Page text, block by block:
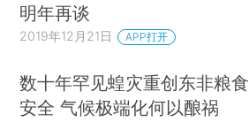
明年再谈
2019年12月21日 APP打开
数十年罕见蝗灾重创东非粮食
安全 气候极端化何以酿祸